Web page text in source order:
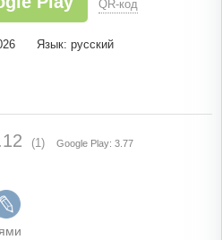
QR-код
Язык: русский
(1) Google Play: 3.77